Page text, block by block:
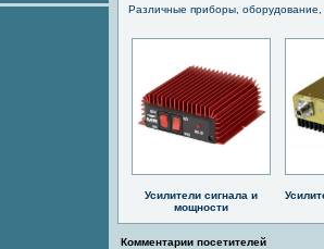
Различные приборы,
Усилители сигнала и
мощности
Комментарии посетителей